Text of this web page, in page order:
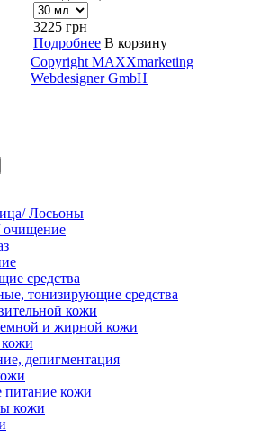
3225 грн
Подробнее В корзину
Copyright MAXXmarketing
Webdesigner GmbH
Лосьоны
средства
тонизирующие средства
кожи
и жирной кожи
кожи
депигментация
питание кожи
кожи